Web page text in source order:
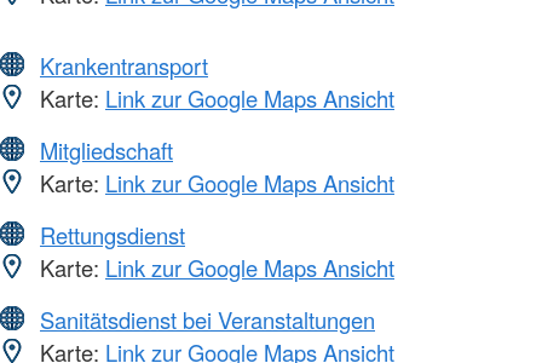
Krankentransport
Karte: Link zur Google Maps Ansicht
Mitgliedschaft
Karte: Link zur Google Maps Ansicht
Rettungsdienst
Karte: Link zur Google Maps Ansicht
Sanitätsdienst bei Veranstaltungen
Karte: Link zur Google Maps Ansicht